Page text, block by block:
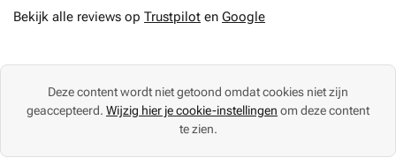
keer weer nieuwe parels. In deze blog deelt ze de
mooiste highlights van Florida met kinderen.
Bekijk alle reviews op Trustpilot en Google
Deze content wordt niet getoond omdat cookies niet zijn
geaccepteerd. Wijzig hier je cookie-instellingen om deze content
te zien.